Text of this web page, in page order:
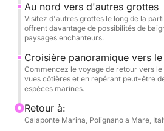
qui fait la renommée de ce
de savourer un apéritif
relaxant et en admirant la vue.
équipé pour allier vitesse et
- Apéritif à bord avec en-cas
boissons (eau, Coca-Cola,
prosecco)
- Stabilisateurs gyroscopiques
plus fluide, même par vent
Au nord vers d'autres grottes
Visitez d'autres grottes le long de la
offrent davantage de possibilités de
paysages enchanteurs.
Croisière panoramique vers le
Commencez le voyage de retour vers
vues côtières et en repérant peut-être
espèces marines.
Retour à:
Calaponte Marina, Polignano a Mare,